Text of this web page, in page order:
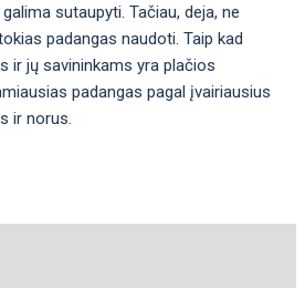
sutaupyti. Tačiau, deja, ne
padangas naudoti. Taip kad
ir jų savininkams yra plačios
padangas pagal įvairiausius
ir norus.